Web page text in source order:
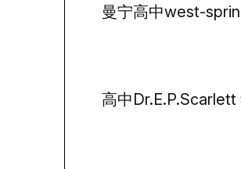
曼宁高中west-
高中Dr.E.P.Scarlett